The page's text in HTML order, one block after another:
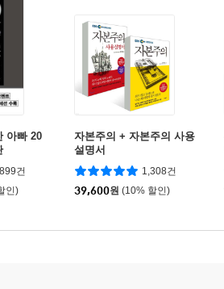
아빠 20
건
인)
자본주의 + 자본주의 사용
설명서
1,308건
39,600원 (10% 할인)